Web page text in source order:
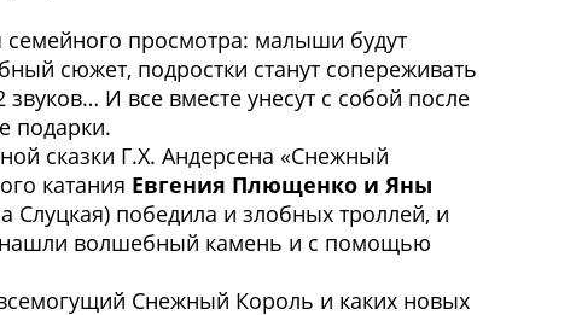
просмотра: малыши будут
сюжет, подростки станут сопереживать
И все вместе унесут с собой после
подарки.
сказки Г.Х. Андерсена «Снежный
катания Евгения Плющенко и Яны
победила и злобных троллей, и
нашли волшебный камень и с помощью
Снежный Король и каких новых